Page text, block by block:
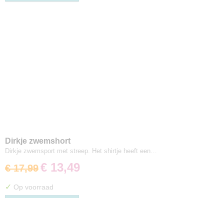
Dirkje zwemshort
Dirkje zwemsport met streep. Het shirtje heeft een…
€ 17,99€ 13,49
✓ Op voorraad